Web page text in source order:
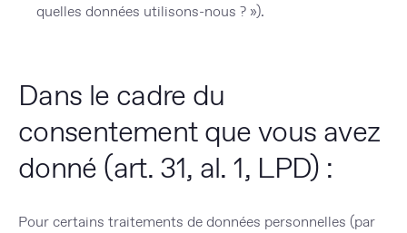
quelles données utilisons-nous ? »).
Dans le cadre du
consentement que vous avez
donné (art. 31, al. 1, LPD) :
Pour certains traitements de données personnelles (par